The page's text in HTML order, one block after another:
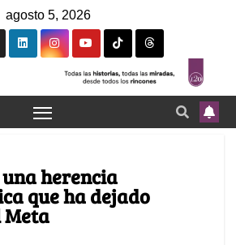
agosto 5, 2026
herencia
que ha dejado
Meta